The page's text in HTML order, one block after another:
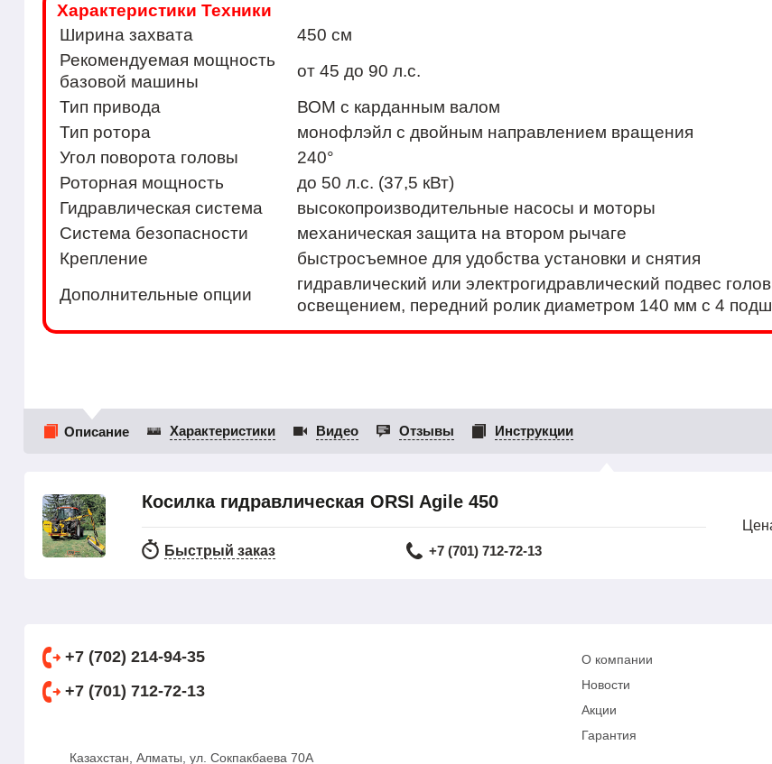
Характеристики Техники
Ширина захвата
450 см
Рекомендуемая мощность
базовой машины
от 45 до 90 л.с.
Тип привода
ВОМ с карданным валом
Тип ротора
монофлэйл с двойным направлением вращения
Угол поворота головы
240°
Роторная мощность
до 50 л.с. (37,5 кВт)
Гидравлическая система
высокопроизводительные насосы и моторы
Система безопасности
механическая защита на втором рычаге
Крепление
быстросъемное для удобства установки и снятия
Дополнительные опции
гидравлический или электрогидравлический подвес
освещением, передний ролик диаметром 140 мм с 4
Описание Характеристики Видео Отзывы Инструкции
Косилка гидравлическая ORSI Agile 450
Быстрый заказ +7 (701) 712-72-13
+7 (702) 214-94-35
+7 (701) 712-72-13
Казахстан, Алматы, ул. Сокпакбаева 70А
О компании
Новости
Акции
Гарантия